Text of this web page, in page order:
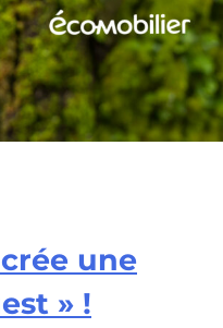
une
» !